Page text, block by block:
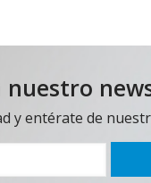
nuestro
y entérate de